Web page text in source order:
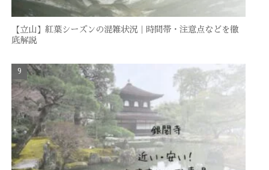
【立山】紅葉シーズンの混雑状況｜時間帯・注意点などを徹
底解説